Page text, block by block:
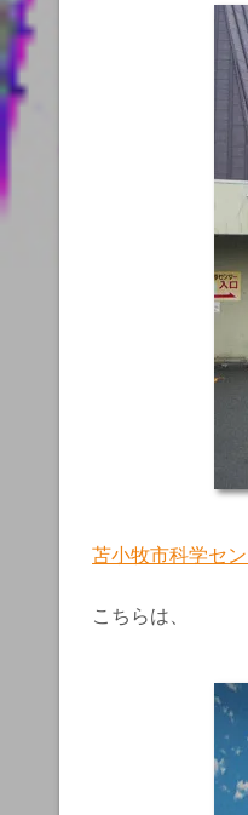
苫小牧市科学セ
こちらは、